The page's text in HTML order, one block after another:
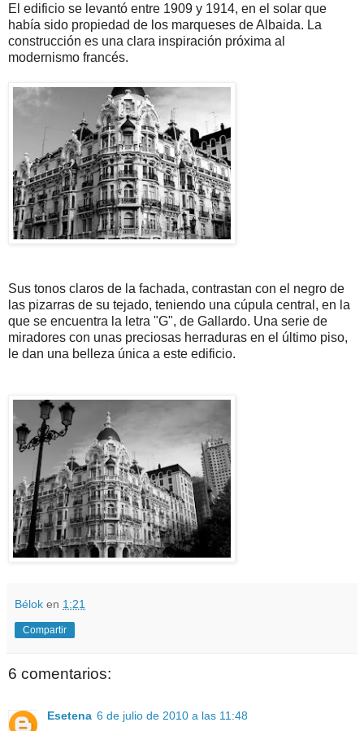
El edificio se levantó entre 1909 y 1914, en el solar que
había sido propiedad de los marqueses de Albaida. La
construcción es una clara inspiración próxima al
modernismo francés.
Sus tonos claros de la fachada, contrastan con el negro de
las pizarras de su tejado, teniendo una cúpula central, en la
que se encuentra la letra "G", de Gallardo. Una serie de
miradores con unas preciosas herraduras en el último piso,
le dan una belleza única a este edificio.
Bélok en 1:21
Compartir
6 comentarios:
Esetena 6 de julio de 2010 a las 11:48